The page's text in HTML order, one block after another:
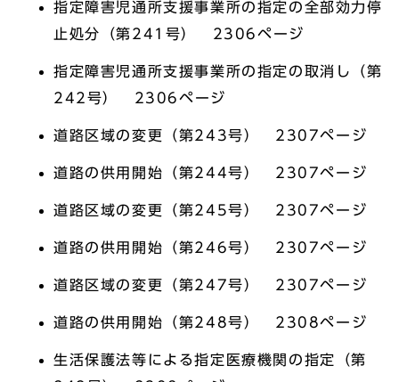
指定障害児通所支援事業所の指定の全部効力停
止処分（第241号） 2306ページ
指定障害児通所支援事業所の指定の取消し（第
242号） 2306ページ
道路区域の変更（第243号） 2307ページ
道路の供用開始（第244号） 2307ページ
道路区域の変更（第245号） 2307ページ
道路の供用開始（第246号） 2307ページ
道路区域の変更（第247号） 2307ページ
道路の供用開始（第248号） 2308ページ
生活保護法等による指定医療機関の指定（第